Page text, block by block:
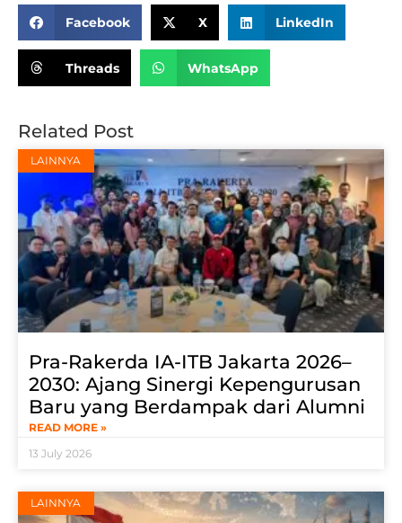
Share:
Facebook X LinkedIn
Threads WhatsApp
Related Post
LAINNYA
Pra-Rakerda IA-ITB Jakarta 2026–
2030: Ajang Sinergi Kepengurusan
Baru yang Berdampak dari Alumni
READ MORE »
13 July 2026
LAINNYA